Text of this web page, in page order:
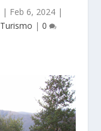
| Feb 6, 2024|
Turismo | 0